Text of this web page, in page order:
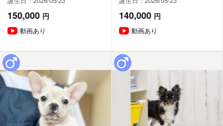
150,000 円
動画あり
140,000 円
動画あり